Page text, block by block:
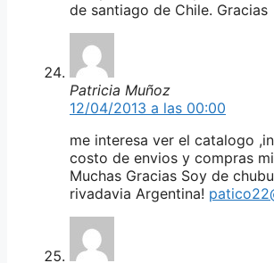
de santiago de Chile. Gracias
Patricia Muñoz
12/04/2013 a las 00:00
me interesa ver el catalogo
costo de envios y compras
Muchas Gracias Soy de
rivadavia Argentina!